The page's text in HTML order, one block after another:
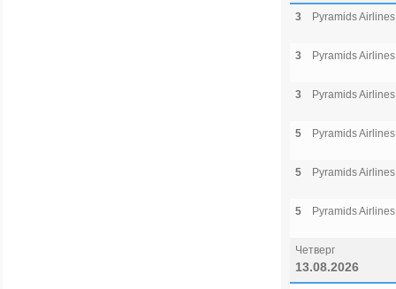
3 Pyramids Airlines
3 Pyramids Airlines
3 Pyramids Airlines
5 Pyramids Airlines
5 Pyramids Airlines
5 Pyramids Airlines
Четверг
13.08.2026